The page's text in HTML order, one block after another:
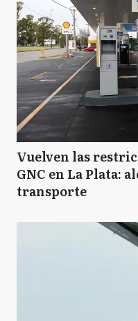
Vuelven las
GNC en La Plata:
transporte